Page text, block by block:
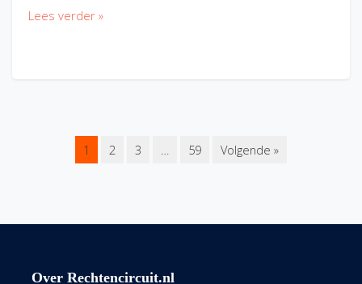
Lees verder »
1 2 3 … 59 Volgende »
Over Rechtencircuit.nl